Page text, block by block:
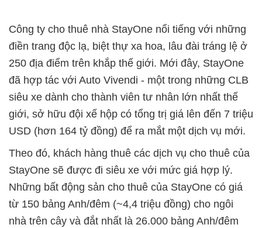
Công ty cho thuê nhà StayOne nổi tiếng với những
điền trang độc lạ, biệt thự xa hoa, lâu đài tráng lệ ở
250 địa điểm trên khắp thế giới. Mới đây, StayOne
đã hợp tác với Auto Vivendi - một trong những CLB
siêu xe dành cho thành viên tư nhân lớn nhất thế
giới, sở hữu đội xế hộp có tổng trị giá lên đến 7 triệu
USD (hơn 164 tỷ đồng) để ra mắt một dịch vụ mới.
Theo đó, khách hàng thuê các dịch vụ cho thuê của
StayOne sẽ được đi siêu xe với mức giá hợp lý.
Những bất động sản cho thuê của StayOne có giá
từ 150 bảng Anh/đêm (~4,4 triệu đồng) cho ngôi
nhà trên cây và đắt nhất là 26.000 bảng Anh/đêm